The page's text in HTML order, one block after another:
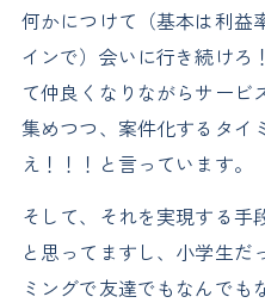
何かにつけて（基本は利益
インで）会いに行き続けろ
て仲良くなりながらサービ
集めつつ、案件化するタイ
え！！！と言っています。
そして、それを実現する手
と思ってますし、小学生だ
ミングで友達でもなんで